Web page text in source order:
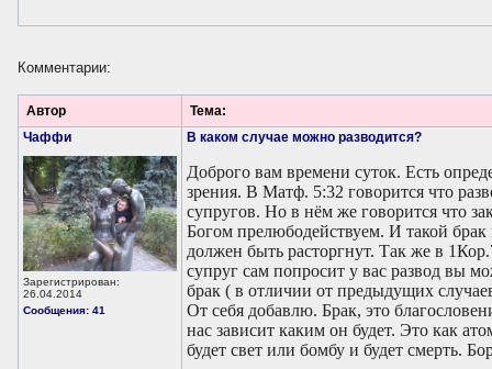
Комментарии:
Автор
Тема:
Чаффи
Зарегистрирован:
26.04.2014
Сообщения: 41
В каком случае можно разводится?
Доброго вам времени суток. Есть
зрения. В Матф. 5:32 говорится что
супругов. Но в нём же говорится что
Богом прелюбодействуем. И такой
должен быть расторгнут. Так же в
супруг сам попросит у вас развод вы
брак ( в отличии от предыдущих
От себя добавлю. Брак, это
нас зависит каким он будет. Это как
будет свет или бомбу и будет смерть.